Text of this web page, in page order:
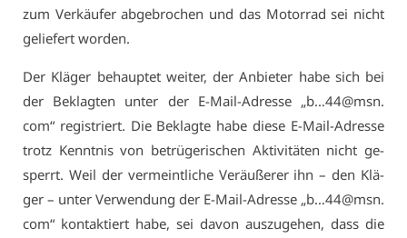
zum Ver­käu­fer ab­ge­bro­chen und das Mo­tor­rad sei nicht
ge­lie­fert wor­den.
Der Klä­ger be­haup­tet wei­ter, der An­bie­ter ha­be sich bei
der Be­klag­ten un­ter der E-Mail-Adres­se „b…44@​msn.​
com“ re­gis­triert. Die Be­klag­te ha­be die­se E-Mail-Adres­se
trotz Kennt­nis von be­trü­ge­ri­schen Ak­ti­vi­tä­ten nicht ge­
sperrt. Weil der ver­meint­li­che Ver­äu­ße­rer ihn – den Klä­
ger – un­ter Ver­wen­dung der E-Mail-Adres­se „b…44@​msn.​
com“ kon­tak­tiert ha­be, sei da­von aus­zu­ge­hen, dass die